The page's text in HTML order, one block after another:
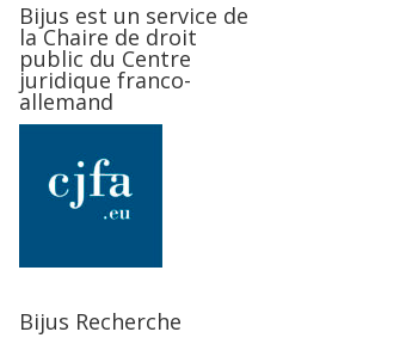
Bijus est un service de
la Chaire de droit
public du Centre
juridique franco-
allemand
Bijus Recherche